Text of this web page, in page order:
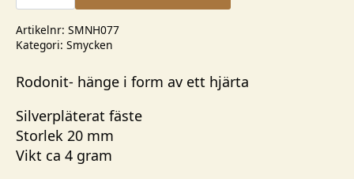
mängd
Artikelnr: SMNH077
Kategori: Smycken
Rodonit- hänge i form av ett hjärta
Silverpläterat fäste
Storlek 20 mm
Vikt ca 4 gram